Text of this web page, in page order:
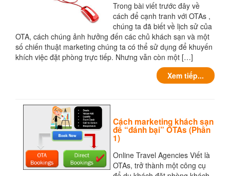
Trong bài viết trước đây về
cách để cạnh tranh với OTAs ,
chúng ta đã biết về lịch sử của
OTA, cách chúng ảnh hưởng đến các chủ khách sạn và một
số chiến thuật marketing chúng ta có thể sử dụng để khuyến
khích việc đặt phòng trực tiếp. Nhưng vẫn còn một […]
Xem tiếp...
Cách marketing khách sạn
để “đánh bại” OTAs (Phần
1)
Online Travel Agencies Viết là
OTAs, trở thành một công cụ